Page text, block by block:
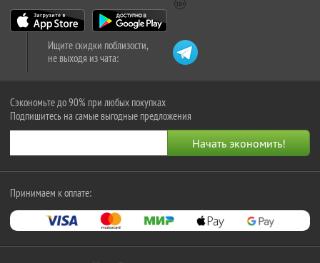
Ищите скидки поблизости,
не выходя из чата:
Сэкономьте до 90% при любых покупках
Подпишитесь на самые выгодные предложения
Принимаем к оплате: